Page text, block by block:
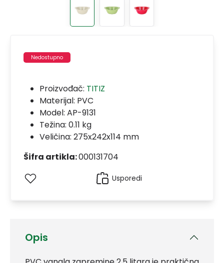
Opis
Nedostupno
Proizvođač: TITIZ
Materijal: PVC
Model: AP-9131
Težina: 0.11 kg
Veličina: 275x242x114 mm
Šifra artikla:000131704
Usporedi